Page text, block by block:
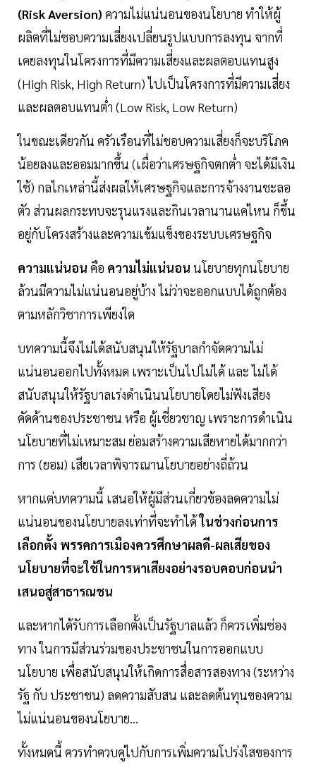
(Risk Aversion) ความไม่แน่นอนของนโยบาย ทำให้ผู้
ผลิตที่ไม่ชอบความเสี่ยงเปลี่ยนรูปแบบการลงทุน จากที่
เคยลงทุนในโครงการที่มีความเสี่ยงและผลตอบแทนสูง
(High Risk, High Return) ไปเป็นโครงการที่มีความเสี่ยง
และผลตอบแทนตํ่า (Low Risk, Low Return)
ในขณะเดียวกัน ครัวเรือนที่ไม่ชอบความเสี่ยงก็จะบริโภค
น้อยลงและออมมากขึ้น (เผื่อว่าเศรษฐกิจตกตํ่า จะได้มีเงิน
ใช้) กลไกเหล่านี้ส่งผลให้เศรษฐกิจและการจ้างงานชะลอ
ตัว ส่วนผลกระทบจะรุนแรงและกินเวลานานแค่ไหน ก็ขึ้น
อยู่กับโครงสร้างและความเข้มแข็งของระบบเศรษฐกิจ
ความแน่นอน คือ ความไม่แน่นอน นโยบายทุกนโยบาย
ล้วนมีความไม่แน่นอนอยู่บ้าง ไม่ว่าจะออกแบบได้ถูกต้อง
ตามหลักวิชาการเพียงใด
บทความนี้จึงไม่ได้สนับสนุนให้รัฐบาลกำจัดความไม่
แน่นอนออกไปทั้งหมด เพราะเป็นไปไม่ได้ และ ไม่ได้
สนับสนุนให้รัฐบาลเร่งดำเนินนโยบายโดยไม่ฟังเสียง
คัดค้านของประชาชน หรือ ผู้เชี่ยวชาญ เพราะการดำเนิน
นโยบายที่ไม่เหมาะสม ย่อมสร้างความเสียหายได้มากกว่า
การ (ยอม) เสียเวลาพิจารณานโยบายอย่างถี่ถ้วน
หากแต่บทความนี้ เสนอให้ผู้มีส่วนเกี่ยวข้องลดความไม่
แน่นอนของนโยบายลงเท่าที่จะทำได้ในช่วงก่อนการ
เลือกตั้ง พรรคการเมืองควรศึกษาผลดี-ผลเสียของ
นโยบายที่จะใช้ในการหาเสียงอย่างรอบคอบก่อนนำ
เสนอสู่สาธารณชน
และหากได้รับการเลือกตั้งเป็นรัฐบาลแล้ว ก็ควรเพิ่มช่อง
ทาง ในการมีส่วนร่วมของประชาชนในการออกแบบ
นโยบาย เพื่อสนับสนุนให้เกิดการสื่อสารสองทาง (ระหว่าง
รัฐ กับ ประชาชน) ลดความสับสน และลดต้นทุนของความ
ไม่แน่นอนของนโยบาย…
ทั้งหมดนี้ ควรทำควบคู่ไปกับการเพิ่มความโปร่งใสของการ